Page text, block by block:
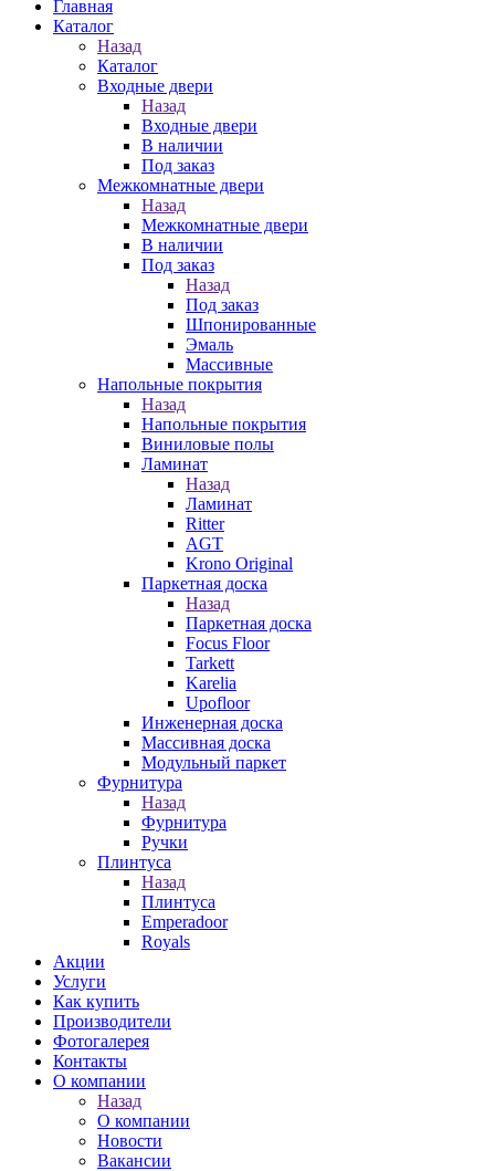
Главная
Каталог
Назад
Каталог
Входные двери
Назад
Входные двери
В наличии
Под заказ
Межкомнатные двери
Назад
Межкомнатные двери
В наличии
Под заказ
Назад
Под заказ
Шпонированные
Эмаль
Массивные
Напольные покрытия
Назад
Напольные покрытия
Виниловые полы
Ламинат
Назад
Ламинат
Ritter
AGT
Krono Original
Паркетная доска
Назад
Паркетная доска
Focus Floor
Tarkett
Karelia
Upofloor
Инженерная доска
Массивная доска
Модульный паркет
Фурнитура
Назад
Фурнитура
Ручки
Плинтуса
Назад
Плинтуса
Emperadoor
Royals
Акции
Услуги
Как купить
Производители
Фотогалерея
Контакты
О компании
Назад
О компании
Новости
Вакансии